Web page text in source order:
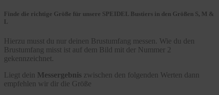
Finde die richtige Größe für unsere SPEIDEL Bustiers in den Größen S, M &
L
Hierzu musst du nur deinen Brustumfang messen. Wie du den
Brustumfang misst ist auf dem Bild mit der Nummer 2
gekennzeichnet.
Liegt dein Messergebnis zwischen den folgenden Werten dann
empfehlen wir dir die Größe